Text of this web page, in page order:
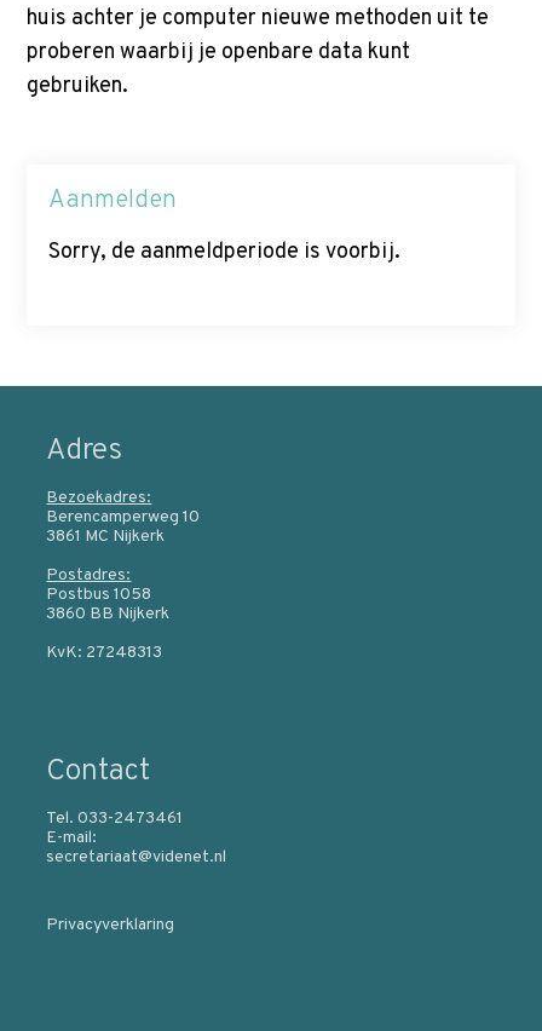
huis achter je computer nieuwe methoden uit te
proberen waarbij je openbare data kunt
gebruiken.
Aanmelden
Sorry, de aanmeldperiode is voorbij.
Adres
Bezoekadres:
Berencamperweg 10
3861 MC Nijkerk
Postadres:
Postbus 1058
3860 BB Nijkerk
KvK: 27248313
Contact
Tel. 033-2473461
E-mail:
secretariaat@videnet.nl
Privacyverklaring